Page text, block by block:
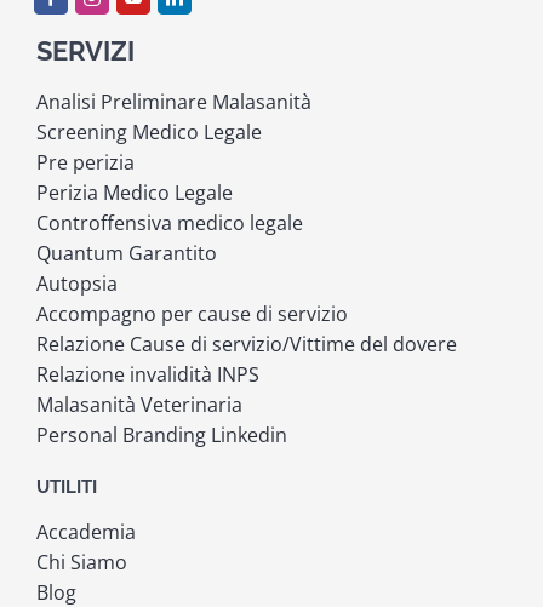
SERVIZI
Analisi Preliminare Malasanità
Screening Medico Legale
Pre perizia
Perizia Medico Legale
Controffensiva medico legale
Quantum Garantito
Autopsia
Accompagno per cause di servizio
Relazione Cause di servizio/Vittime del dovere
Relazione invalidità INPS
Malasanità Veterinaria
Personal Branding Linkedin
UTILITI
Accademia
Chi Siamo
Blog